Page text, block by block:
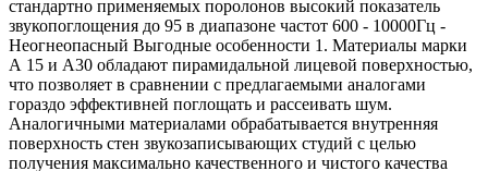
стандартно применяемых поролонов высокий показатель
звукопоглощения до 95 в диапазоне частот 600 - 10000Гц -
Неогнеопасный Выгодные особенности 1. Материалы марки
А 15 и А30 обладают пирамидальной лицевой поверхностью,
что позволяет в сравнении с предлагаемыми аналогами
гораздо эффективней поглощать и рассеивать шум.
Аналогичными материалами обрабатывается внутренняя
поверхность стен звукозаписывающих студий с целью
получения максимально качественного и чистого качества